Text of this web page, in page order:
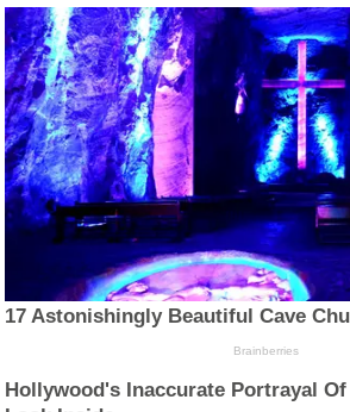
17 Astonishingly Beautiful Cave
Brainberries
Hollywood's Inaccurate Portrayal Of